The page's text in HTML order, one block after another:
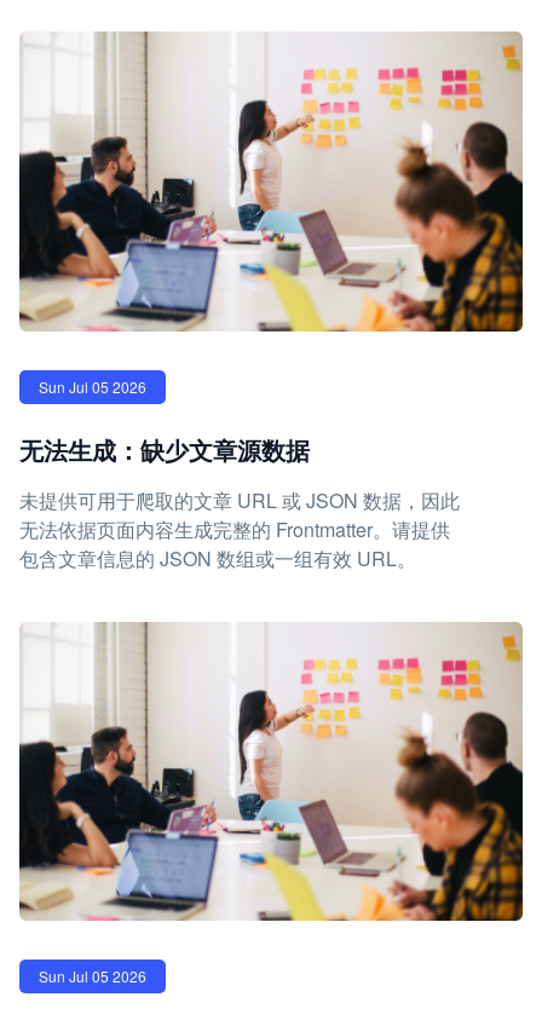
Sun Jul 05 2026
无法生成：缺少文章源数据
未提供可用于爬取的文章 URL 或 JSON 数据，因此
无法依据页面内容生成完整的 Frontmatter。请提供
包含文章信息的 JSON 数组或一组有效 URL。
Sun Jul 05 2026